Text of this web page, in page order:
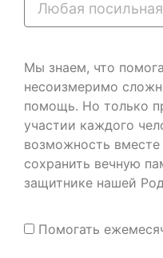
Мы знаем, что
несоизмеримо
помощь. Но только
участии каждого
возможность
сохранить вечную
защитнике нашей
Помогать